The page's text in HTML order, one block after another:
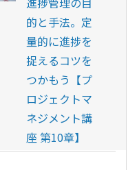
的と手法。定
量的に進捗を
捉えるコツを
つかもう【プ
ロジェクトマ
ネジメント講
座 第10章】